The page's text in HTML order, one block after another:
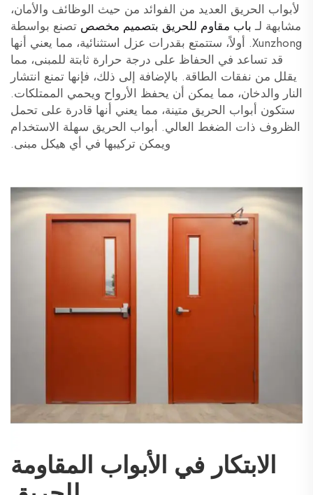
لأبواب الحريق العديد من الفوائد من حيث الوظائف والأمان،
مشابهة لـ باب مقاوم للحريق بتصميم مخصص تصنع بواسطة
Xunzhong. أولاً، ستتمتع بقدرات عزل استثنائية، مما يعني أنها
قد تساعد في الحفاظ على درجة حرارة ثابتة للمبنى، مما
يقلل من نفقات الطاقة. بالإضافة إلى ذلك، فإنها تمنع انتشار
النار والدخان، مما يمكن أن يحفظ الأرواح ويحمي الممتلكات.
ستكون أبواب الحريق متينة، مما يعني أنها قادرة على تحمل
الظروف ذات الضغط العالي. أبواب الحريق سهلة الاستخدام
ويمكن تركيبها في أي هيكل مبنى.
الابتكار في الأبواب المقاومة